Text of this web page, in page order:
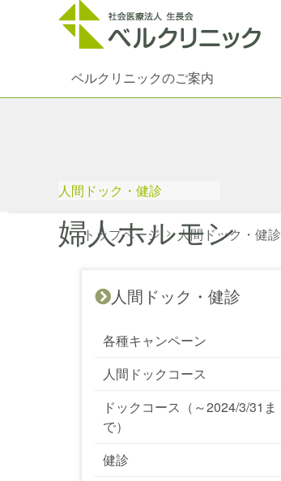
ベルクリニックのご案内
人間ドック・健診
婦人ホルモン
トップページ > 人間ドック・健診
人間ドック・健診
各種キャンペーン
人間ドックコース
ドックコース（～2024/3/31ま
で）
健診